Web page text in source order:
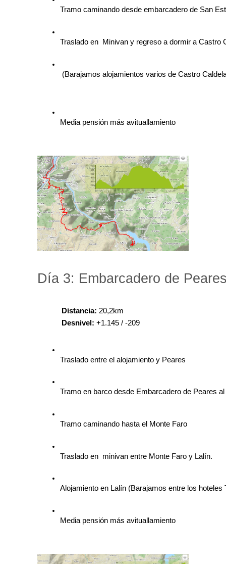
Tramo caminando desde embarcadero de San
Traslado en  Minivan y regreso a dormir a Castro
(Barajamos alojamientos varios de Castro
Media pensión más avituallamiento
Día 3: Embarcadero de
Distancia: 20,2km
Desnivel: +1.145 / -209
Traslado entre el alojamiento y Peares
Tramo en barco desde Embarcadero de Peares
Tramo caminando hasta el Monte Faro
Traslado en  minivan entre Monte Faro y Lalín.
Alojamiento en Lalín (Barajamos entre los hoteles
Media pensión más avituallamiento